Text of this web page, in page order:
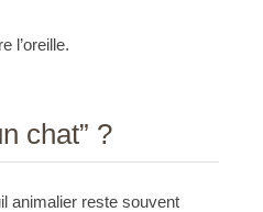
l’oreille.
chat” ?
animalier reste souvent